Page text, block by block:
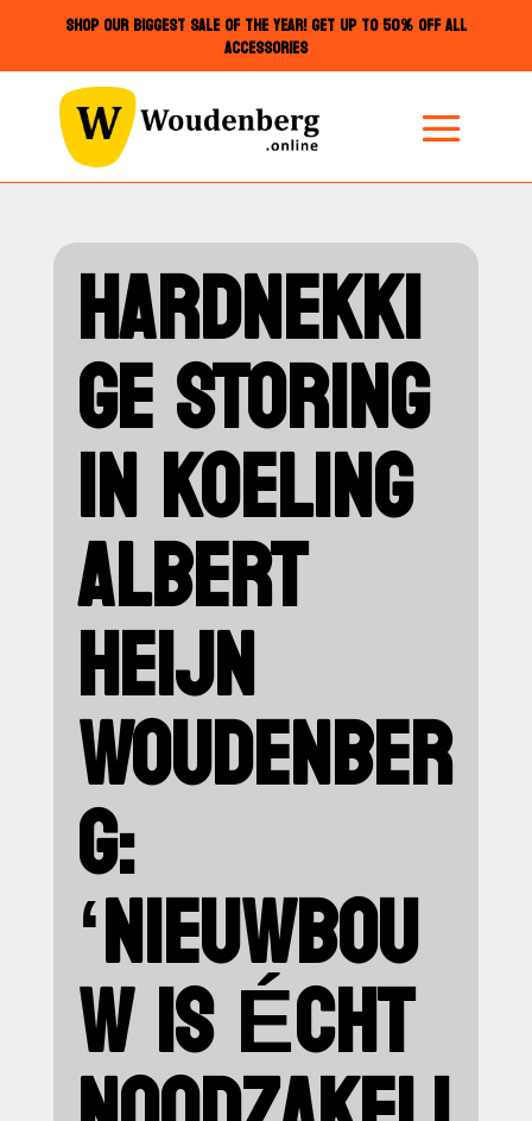
SHOP OUR BIGGEST SALE OF THE YEAR! GET UP TO 50% OFF ALL
ACCESSORIES
HARDNEKKI
GE STORING
IN KOELING
ALBERT
HEIJN
WOUDENBER
G:
‘NIEUWBOU
W IS ÉCHT